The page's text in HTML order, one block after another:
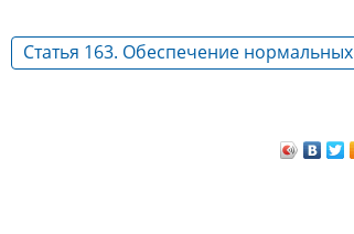
Статья 163. Обеспечение нормальных